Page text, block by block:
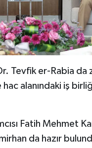
Tevfik er-Rabia
alanındaki iş
Fatih Mehmet
da hazır